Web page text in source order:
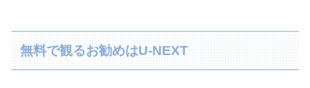
無料で観るお勧めはU-NEXT